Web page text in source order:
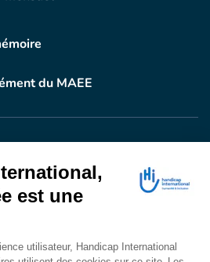
du MAEE
ACTION
604.716 personnes ont
et d’activités de réadaptation.